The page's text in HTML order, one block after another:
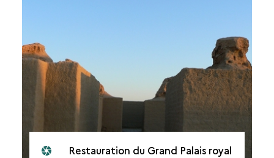
Restauration du Grand Palais royal